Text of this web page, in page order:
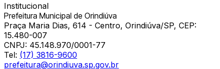
Institucional
Prefeitura Municipal de Orindiúva
Praça Maria Dias, 614 - Centro, Orindiúva/SP, CEP:
15.480-007
CNPJ: 45.148.970/0001-77
Tel: (17) 3816-9600
prefeitura@orindiuva.sp.gov.br